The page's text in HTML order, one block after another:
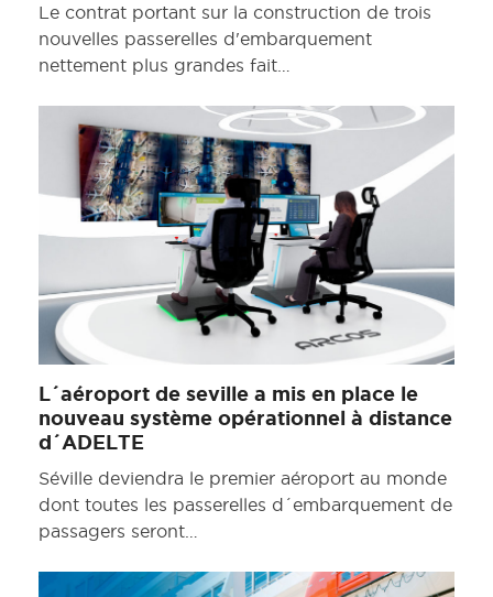
Le contrat portant sur la construction de trois
nouvelles passerelles d'embarquement
nettement plus grandes fait…
L´aéroport de seville a mis en place le
nouveau système opérationnel à distance
d´ADELTE
Séville deviendra le premier aéroport au monde
dont toutes les passerelles d´embarquement de
passagers seront…